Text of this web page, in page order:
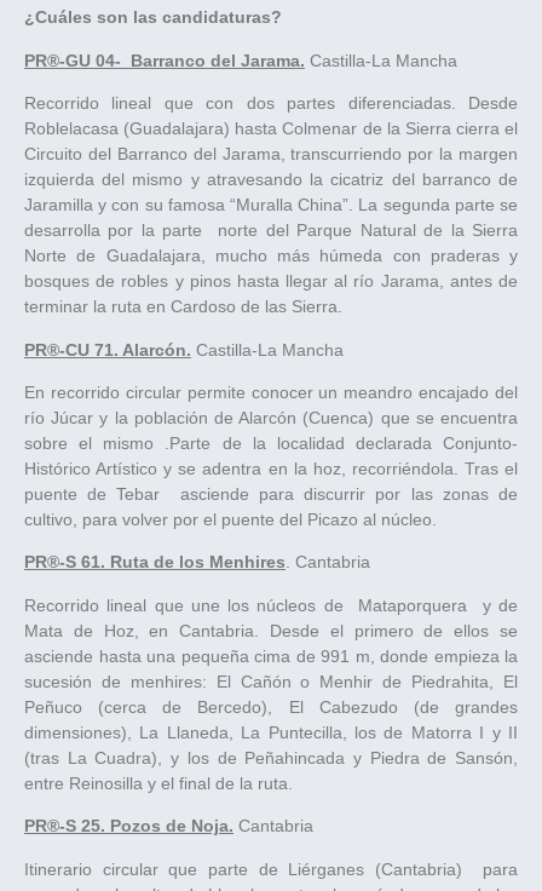
¿Cuáles son las candidaturas?
PR®-GU 04- Barranco del Jarama. Castilla-La Mancha
Recorrido lineal que con dos partes diferenciadas. Desde
Roblelacasa (Guadalajara) hasta Colmenar de la Sierra cierra el
Circuito del Barranco del Jarama, transcurriendo por la margen
izquierda del mismo y atravesando la cicatriz del barranco de
Jaramilla y con su famosa “Muralla China”. La segunda parte se
desarrolla por la parte norte del Parque Natural de la Sierra
Norte de Guadalajara, mucho más húmeda con praderas y
bosques de robles y pinos hasta llegar al río Jarama, antes de
terminar la ruta en Cardoso de las Sierra.
PR®-CU 71. Alarcón. Castilla-La Mancha
En recorrido circular permite conocer un meandro encajado del
río Júcar y la población de Alarcón (Cuenca) que se encuentra
sobre el mismo .Parte de la localidad declarada Conjunto-
Histórico Artístico y se adentra en la hoz, recorriéndola. Tras el
puente de Tebar asciende para discurrir por las zonas de
cultivo, para volver por el puente del Picazo al núcleo.
PR®-S 61. Ruta de los Menhires. Cantabria
Recorrido lineal que une los núcleos de Mataporquera y de
Mata de Hoz, en Cantabria. Desde el primero de ellos se
asciende hasta una pequeña cima de 991 m, donde empieza la
sucesión de menhires: El Cañón o Menhir de Piedrahita, El
Peñuco (cerca de Bercedo), El Cabezudo (de grandes
dimensiones), La Llaneda, La Puntecilla, los de Matorra I y II
(tras La Cuadra), y los de Peñahincada y Piedra de Sansón,
entre Reinosilla y el final de la ruta.
PR®-S 25. Pozos de Noja. Cantabria
Itinerario circular que parte de Liérganes (Cantabria) para